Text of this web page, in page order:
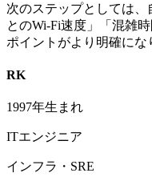
次のステップとしては
とのWi-Fi速度」「混雑
ポイントがより明確にな
RK
1997年生まれ
ITエンジニア
インフラ・SRE